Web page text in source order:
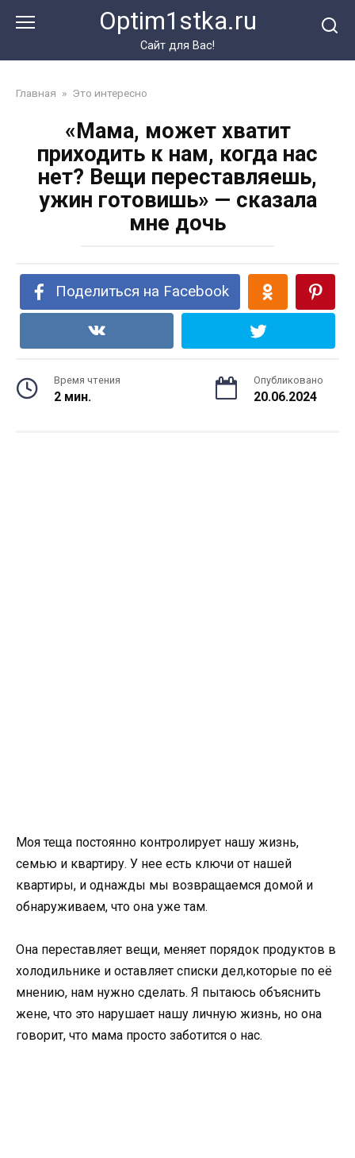
Optim1stka.ru
Сайт для Вас!
Главная » Это интересно
«Мама, может хватит
приходить к нам, когда нас
нет? Вещи переставляешь,
ужин готовишь» — сказала
мне дочь
Поделиться на Facebook
Время чтения
2 мин.
Опубликовано
20.06.2024
Моя теща постоянно контролирует нашу жизнь,
семью и квартиру. У нее есть ключи от нашей
квартиры, и однажды мы возвращаемся домой и
обнаруживаем, что она уже там.
Она переставляет вещи, меняет порядок продуктов в
холодильнике и оставляет списки дел,которые по её
мнению, нам нужно сделать. Я пытаюсь объяснить
жене, что это нарушает нашу личную жизнь, но она
говорит, что мама просто заботится о нас.